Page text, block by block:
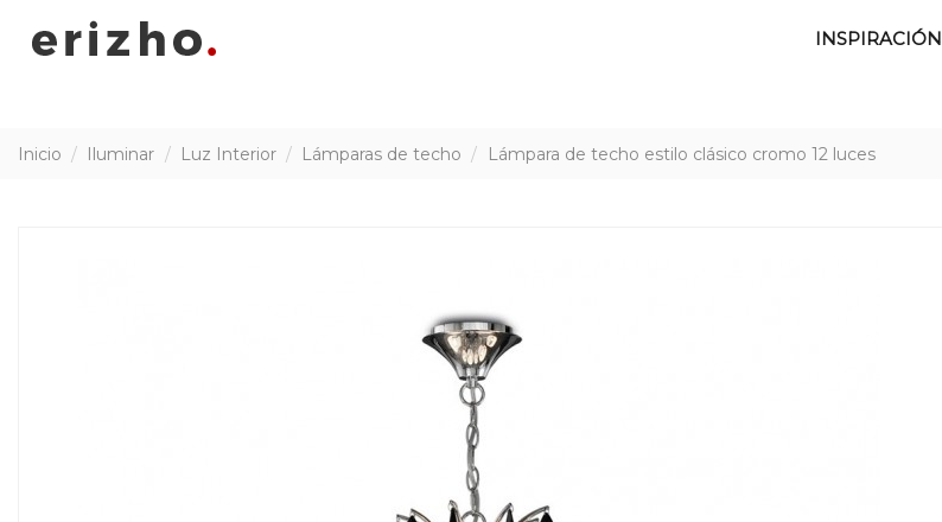
INSPIRACIÓN
Inicio Iluminar Luz Interior Lámparas de techo Lámpara de techo estilo clásico cromo 12 luces